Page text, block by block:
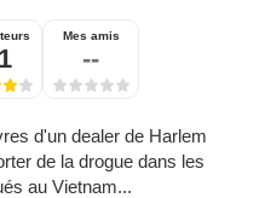
Mes amis
--
d'un dealer de Harlem
de la drogue dans les
au Vietnam...